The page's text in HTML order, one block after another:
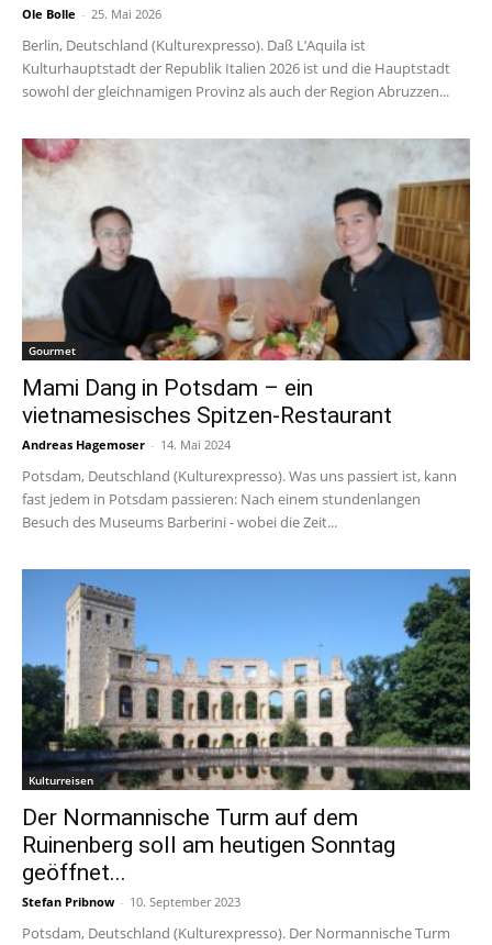
Ole Bolle - 25. Mai 2026
Berlin, Deutschland (Kulturexpresso). Daß L’Aquila ist
Kulturhauptstadt der Republik Italien 2026 ist und die Hauptstadt
sowohl der gleichnamigen Provinz als auch der Region Abruzzen...
Gourmet
Mami Dang in Potsdam – ein
vietnamesisches Spitzen-Restaurant
Andreas Hagemoser - 14. Mai 2024
Potsdam, Deutschland (Kulturexpresso). Was uns passiert ist, kann
fast jedem in Potsdam passieren: Nach einem stundenlangen
Besuch des Museums Barberini - wobei die Zeit...
Kulturreisen
Der Normannische Turm auf dem
Ruinenberg soll am heutigen Sonntag
geöffnet...
Stefan Pribnow - 10. September 2023
Potsdam, Deutschland (Kulturexpresso). Der Normannische Turm